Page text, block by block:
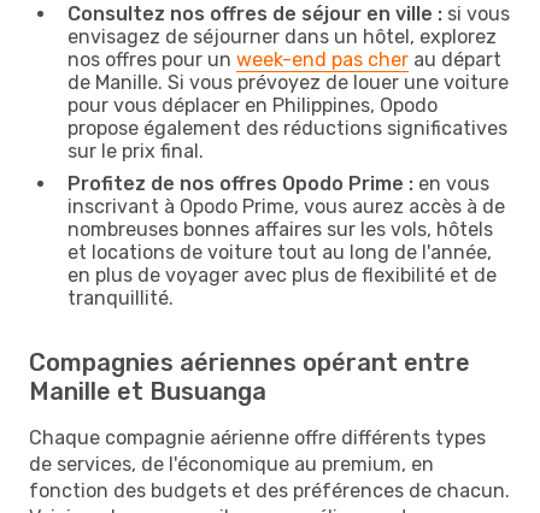
Consultez nos offres de séjour en ville : si vous
envisagez de séjourner dans un hôtel, explorez
nos offres pour un week-end pas cher au départ
de Manille. Si vous prévoyez de louer une voiture
pour vous déplacer en Philippines, Opodo
propose également des réductions significatives
sur le prix final.
Profitez de nos offres Opodo Prime : en vous
inscrivant à Opodo Prime, vous aurez accès à de
nombreuses bonnes affaires sur les vols, hôtels
et locations de voiture tout au long de l'année,
en plus de voyager avec plus de flexibilité et de
tranquillité.
Compagnies aériennes opérant entre
Manille et Busuanga
Chaque compagnie aérienne offre différents types
de services, de l'économique au premium, en
fonction des budgets et des préférences de chacun.